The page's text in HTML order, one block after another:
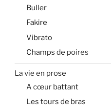
Buller
Fakire
Vibrato
Champs de poires
La vie en prose
A cœur battant
Les tours de bras